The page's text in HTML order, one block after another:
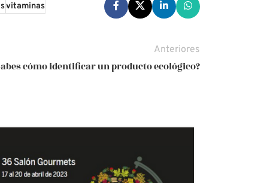
vitaminas
Anteriores
cómo identificar un producto ecológico?